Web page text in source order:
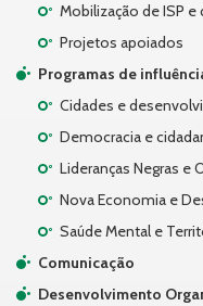
Mobilização de ISP
Projetos apoiados
Programas de
Cidades e
Democracia e
Lideranças Negras e
Nova Economia e
Saúde Mental e
Comunicação
Desenvolvimento